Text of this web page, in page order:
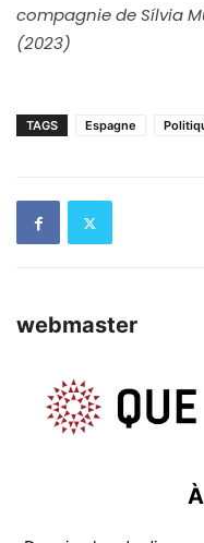
compagnie de Sílvia
(2023)
TAGS Espagne
webmaster